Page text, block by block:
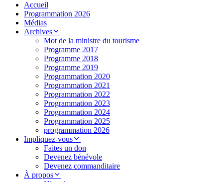
Accueil
Programmation 2026
Médias
Archives
Mot de la ministre du tourisme
Programme 2017
Programme 2018
Programme 2019
Programmation 2020
Programmation 2021
Programmation 2022
Programmation 2023
Programmation 2024
Programmation 2025
programmation 2026
Impliquez-vous
Faites un don
Devenez bénévole
Devenez commanditaire
À propos